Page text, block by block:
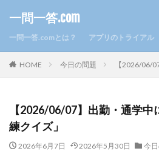
一問一答.com
一問一答.comとは？ アプリのトライアル
HOME 今日の問題 【2026/06/
【2026/06/07】出勤・通学
練クイズ」
2026年6月7日 2026年5月30日 今